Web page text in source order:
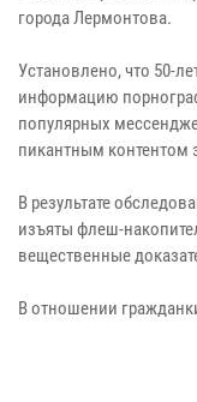
города Лермонтова.
Установлено, что 50-
информацию
популярных
пикантным
В результате
изъяты флеш-
вещественные
В отношении